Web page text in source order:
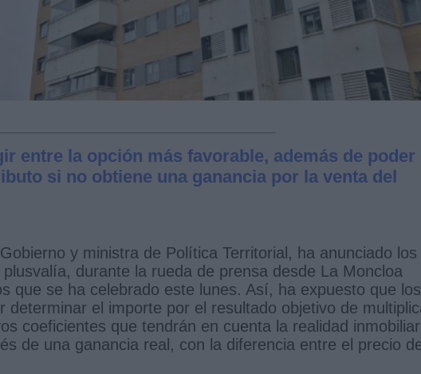
entre la opción más favorable, además de poder
si no obtiene una ganancia por la venta del
y ministra de Política Territorial, ha anunciado los
durante la rueda de prensa desde La Moncloa
que se ha celebrado este lunes. Así, ha expuesto que los
determinar el importe por el resultado objetivo de
coeficientes que tendrán en cuenta la realidad
de una ganancia real, con la diferencia entre el precio